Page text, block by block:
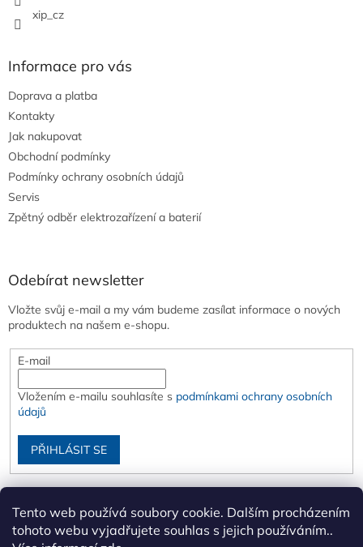
Tento web používá soubory cookie. Dalším procházením
tohoto webu vyjadřujete souhlas s jejich používáním..
xip_cz
Informace pro vás
Doprava a platba
Kontakty
Jak nakupovat
Obchodní podmínky
Podmínky ochrany osobních údajů
Servis
Zpětný odběr elektrozařízení a baterií
Odebírat newsletter
Vložte svůj e-mail a my vám budeme zasílat informace o nových
produktech na našem e-shopu.
E-mail
Vložením e-mailu souhlasíte s podmínkami ochrany osobních
údajů
PŘIHLÁSIT SE